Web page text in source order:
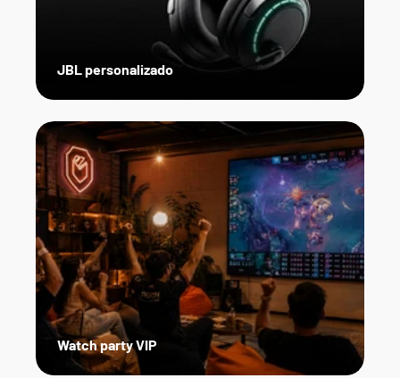
Watch party VIP
JBL personalizado